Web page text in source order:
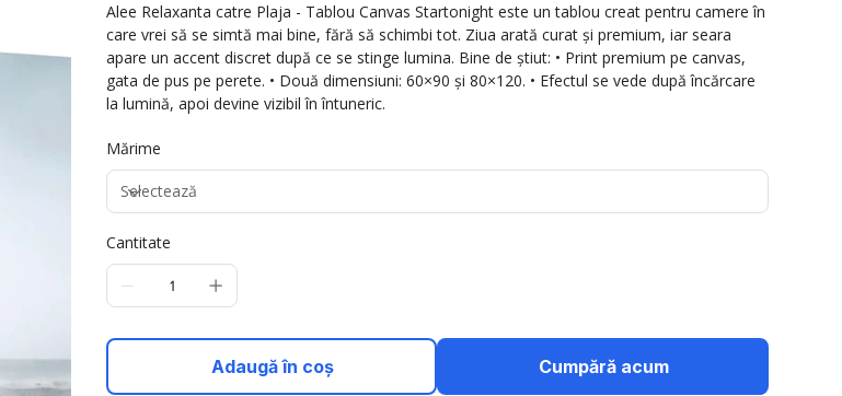
Alee Relaxanta catre Plaja - Tablou Canvas Startonight este un tablou creat pentru camere în
care vrei să se simtă mai bine, fără să schimbi tot. Ziua arată curat și premium, iar seara
apare un accent discret după ce se stinge lumina. Bine de știut: • Print premium pe canvas,
gata de pus pe perete. • Două dimensiuni: 60×90 și 80×120. • Efectul se vede după încărcare
la lumină, apoi devine vizibil în întuneric.
Mărime
Cantitate
Adaugă în coș Cumpără acum